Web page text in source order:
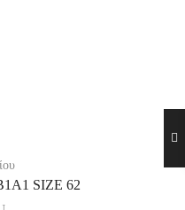
SIZE 62